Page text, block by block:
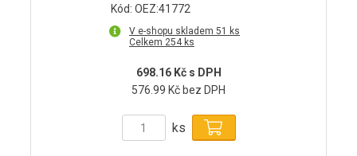
Kód: OEZ:41772
V e-shopu skladem 51 ks
Celkem 254 ks
698.16 Kč s DPH
576.99 Kč bez DPH
ks